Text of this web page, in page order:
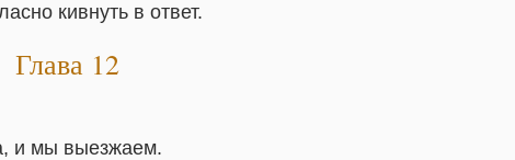
кивнуть в ответ.
Глава 12
и мы выезжаем.